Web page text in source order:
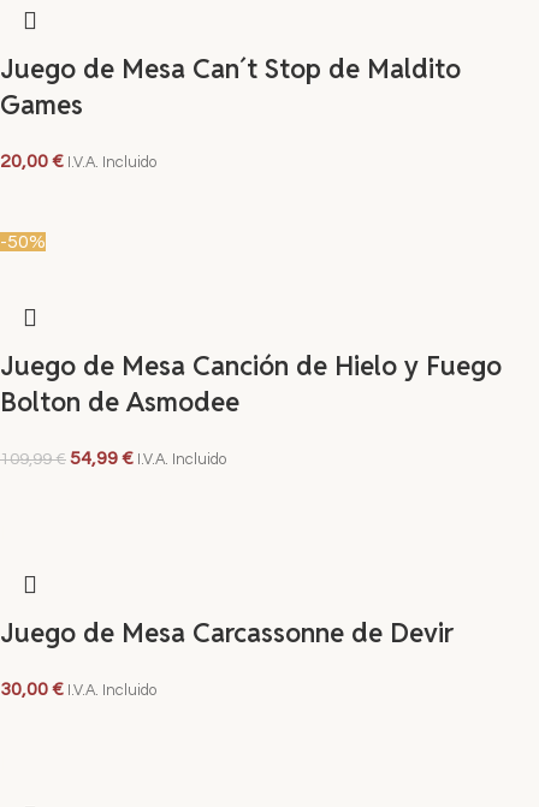
Juego de Mesa Can´t Stop de Maldito
Games
20,00€ I.V.A. Incluido
-50%
Juego de Mesa Canción de Hielo y Fuego
Bolton de Asmodee
109,99€ 54,99€ I.V.A. Incluido
Juego de Mesa Carcassonne de Devir
30,00€ I.V.A. Incluido